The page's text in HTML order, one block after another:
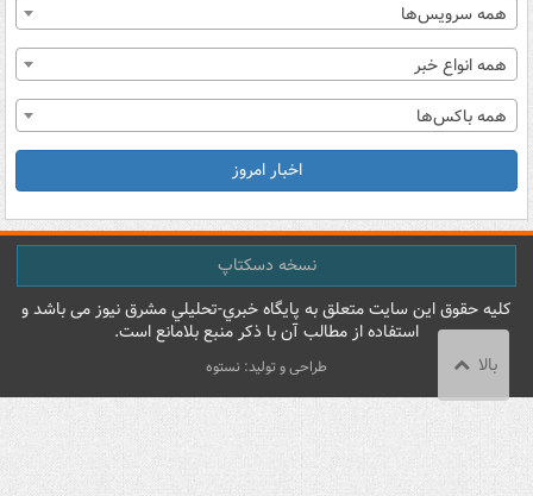
همه سرویس‌ها
همه انواع خبر
همه باکس‌ها
اخبار امروز
نسخه دسکتاپ
کليه حقوق اين سايت متعلق به پایگاه خبري-تحليلي مشرق نيوز می باشد و
استفاده از مطالب آن با ذکر منبع بلامانع است.
طراحی و تولید: نستوه بالا